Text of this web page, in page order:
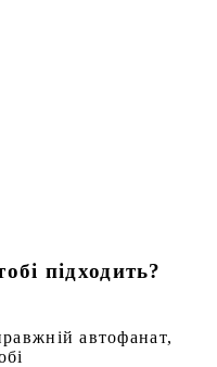
підходить?
автофанат,